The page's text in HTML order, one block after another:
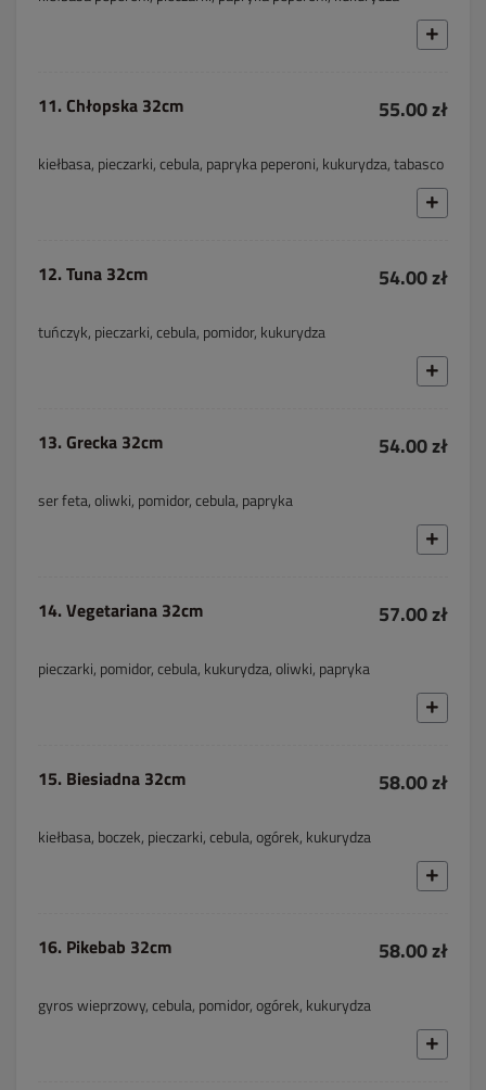
11. Chłopska 32cm 55.00 zł
kiełbasa, pieczarki, cebula, papryka peperoni, kukurydza, tabasco
12. Tuna 32cm 54.00 zł
tuńczyk, pieczarki, cebula, pomidor, kukurydza
13. Grecka 32cm 54.00 zł
ser feta, oliwki, pomidor, cebula, papryka
14. Vegetariana 32cm 57.00 zł
pieczarki, pomidor, cebula, kukurydza, oliwki, papryka
15. Biesiadna 32cm 58.00 zł
kiełbasa, boczek, pieczarki, cebula, ogórek, kukurydza
16. Pikebab 32cm 58.00 zł
gyros wieprzowy, cebula, pomidor, ogórek, kukurydza